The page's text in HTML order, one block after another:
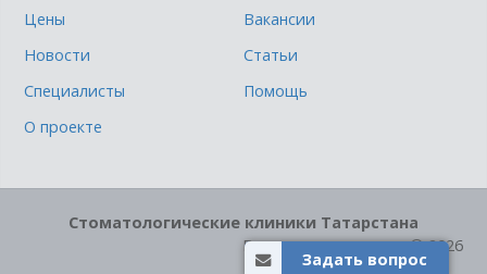
Цены
Вакансии
Новости
Статьи
Специалисты
Помощь
О проекте
Стоматологические клиники Татарстана
Все права защищены © 2026
Задать вопрос